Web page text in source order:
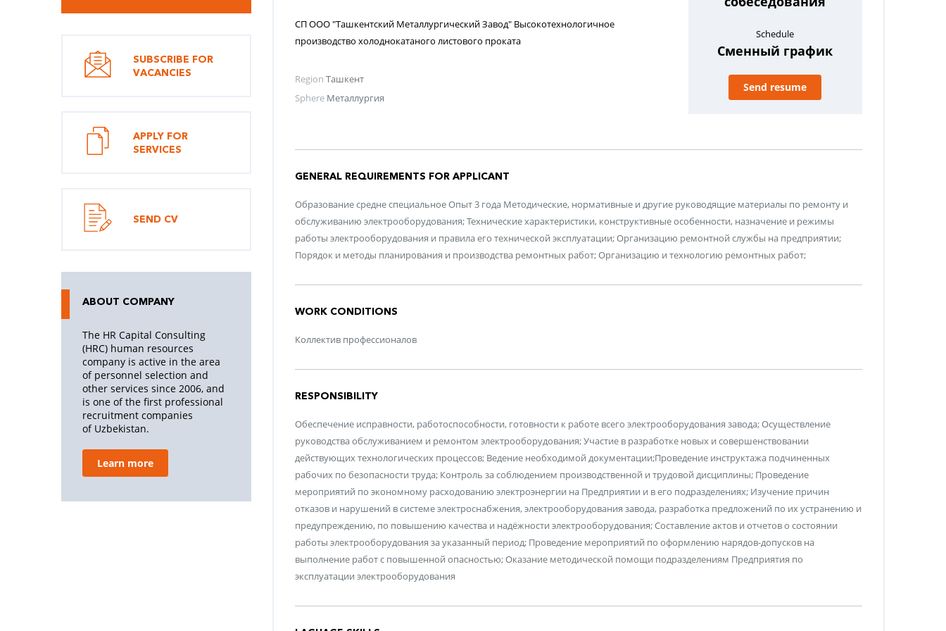
SUBSCRIBE FOR
VACANCIES
APPLY FOR
SERVICES
SEND CV
ABOUT COMPANY
The HR Capital Consulting
(HRC) human resources
company is active in the area
of personnel selection and
other services since 2006, and
is one of the first professional
recruitment companies
of Uzbekistan.
Learn more
СП ООО "Ташкентский Металлургический Завод" Высокотехнологичное
производство холоднокатаного листового проката
Region Ташкент
Sphere Металлургия
Schedule
Сменный график
Send resume
GENERAL REQUIREMENTS FOR APPLICANT
Образование средне специальное Опыт 3 года Методические, нормативные и другие руководящие материалы по ремонту и
обслуживанию электрооборудования; Технические характеристики, конструктивные особенности, назначение и режимы
работы электрооборудования и правила его технической эксплуатации; Организацию ремонтной службы на предприятии;
Порядок и методы планирования и производства ремонтных работ; Организацию и технологию ремонтных работ;
WORK CONDITIONS
Коллектив профессионалов
RESPONSIBILITY
Обеспечение исправности, работоспособности, готовности к работе всего электрооборудования завода; Осуществление
руководства обслуживанием и ремонтом электрооборудования; Участие в разработке новых и совершенствовании
действующих технологических процессов; Ведение необходимой документации;Проведение инструктажа подчиненных
рабочих по безопасности труда; Контроль за соблюдением производственной и трудовой дисциплины; Проведение
мероприятий по экономному расходованию электроэнергии на Предприятии и в его подразделениях; Изучение причин
отказов и нарушений в системе электроснабжения, электрооборудования завода, разработка предложений по их устранению и
предупреждению, по повышению качества и надёжности электрооборудования; Составление актов и отчетов о состоянии
работы электрооборудования за указанный период; Проведение мероприятий по оформлению нарядов-допусков на
выполнение работ с повышенной опасностью; Оказание методической помощи подразделениям Предприятия по
эксплуатации электрооборудования